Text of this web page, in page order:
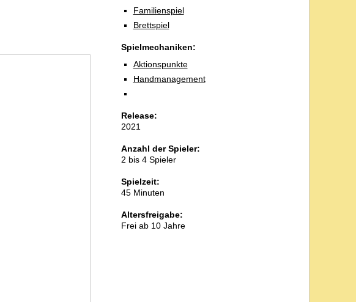
Familienspiel
Brettspiel
Spielmechaniken:
Aktionspunkte
Handmanagement
Release:
2021
Anzahl der Spieler:
2 bis 4 Spieler
Spielzeit:
45 Minuten
Altersfreigabe:
Frei ab 10 Jahre